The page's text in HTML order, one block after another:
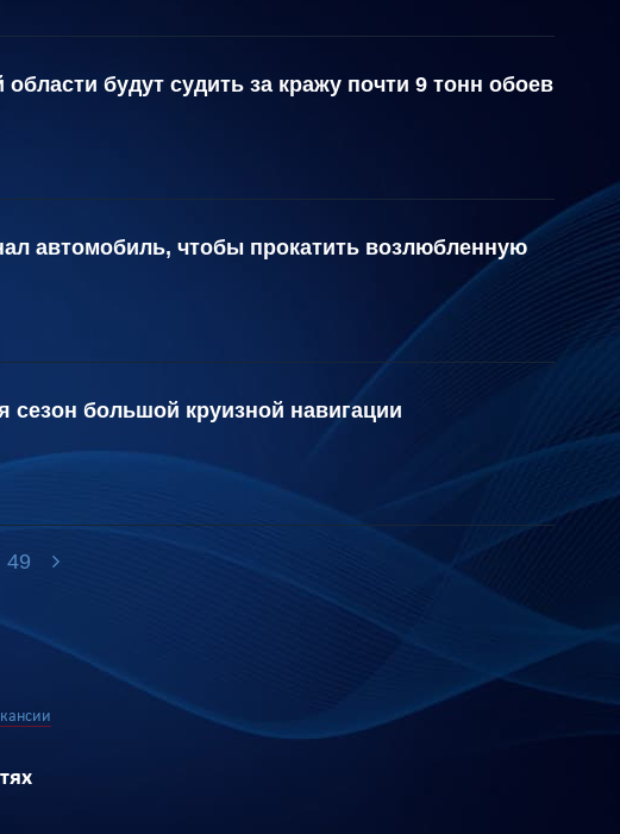
будут судить за кражу почти 9 тонн обоев
автомобиль, чтобы прокатить возлюбленную
сезон большой круизной навигации
49